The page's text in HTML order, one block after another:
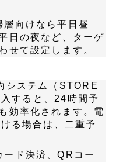
層向けなら平日昼
日の夜など、ターゲ
せて設定します。
システム（STORE
すると、24時間予
効率化されます。電
る場合は、二重予
ード決済、QRコー